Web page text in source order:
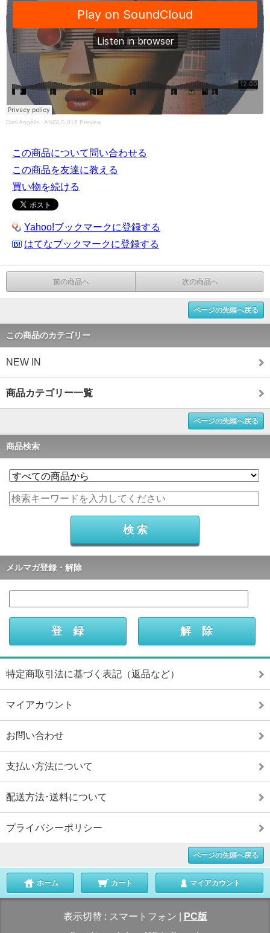
Dimi Angélis · ANGLS 016 Preview
この商品について問い合わせる
この商品を友達に教える
買い物を続ける
Yahoo!ブックマークに登録する
はてなブックマークに登録する
前の商品へ 次の商品へ
ページの先頭へ戻る
この商品のカテゴリー
NEW IN
商品カテゴリー一覧
ページの先頭へ戻る
商品検索
メルマガ登録・解除
特定商取引法に基づく表記（返品など）
マイアカウント
お問い合わせ
支払い方法について
配送方法･送料について
プライバシーポリシー
ページの先頭へ戻る
ホーム カート マイアカウント
表示切替 : スマートフォン PC版